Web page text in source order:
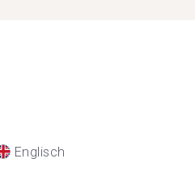
Englisch